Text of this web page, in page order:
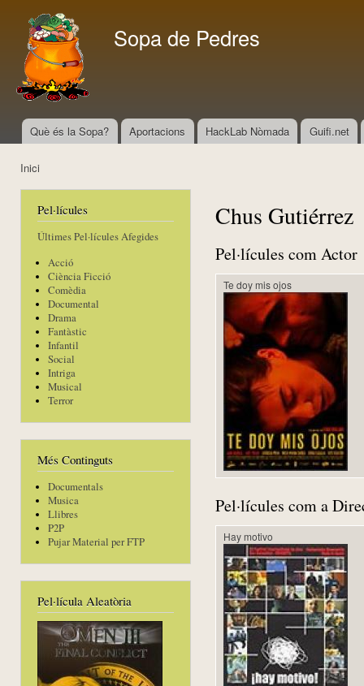
Sopa de Pedres
Menú principal
Què és la Sopa? Aportacions HackLab Nòmada Guifi.net
Inici
Pel·lícules
Últimes Pel·lícules Afegides
Acció
Ciència Ficció
Comèdia
Documental
Drama
Fantàstic
Infantil
Social
Intriga
Musical
Terror
Més Continguts
Documentals
Musica
Llibres
P2P
Pujar Material per FTP
Pel·lícula Aleatòria
Chus Gutiérrez
Pel·lícules com Actor
Te doy mis ojos
Pel·lícules com a
Hay motivo